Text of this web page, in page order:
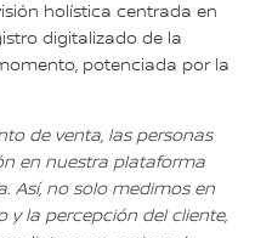
holística centrada en
digitalizado de la
potenciada por la
de venta, las personas
en nuestra plataforma
Así, no solo medimos en
y la percepción del cliente,